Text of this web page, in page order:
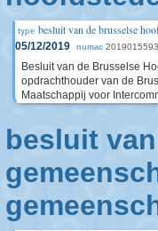
type besluit van de brusselse
05/12/2019 numac 2019015593
Besluit van de Brusselse
opdrachthouder van de
Maatschappij voor
besluit